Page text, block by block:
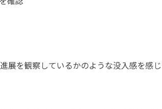
を観察しているかのような没入感を感